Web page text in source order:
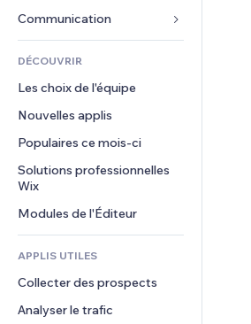
Classement de sites
E-mail
Comptabilité
Coupons et fidélisation
Solutions d'entreposage
Financement participatif
Alimentation et boissons
Restaurants
Immobilier
Réservations
Musique
Podcasts
Photographie
Vidéo
PDF
Partage de fichiers
Actualités
Services de contenu
Effets de texte
Cartes et navigation
Confidentialité
Horloge
Modèles de pages
Effets sur images
Boutons et menus
Bannières et badges
Calculateurs
Rechercher
Formulaires
Sondages
Chat
Commentaires
Téléphone
Communauté
Avis et commentaires
DÉCOUVRIR
Les choix de l'équipe
Nouvelles applis
Populaires ce mois‑ci
Solutions professionnelles
Wix
Modules de l'Éditeur
APPLIS UTILES
Collecter des prospects
Analyser le trafic